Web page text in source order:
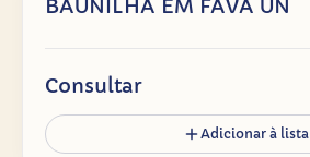
BAUNILHA EM FAVA UN
Consultar
Adicionar à lista